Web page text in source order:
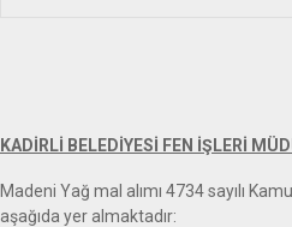
KADİRLİ BELEDİYESİ FEN İŞLERİ
Madeni Yağ mal alımı 4734 sayılı
aşağıda yer almaktadır: